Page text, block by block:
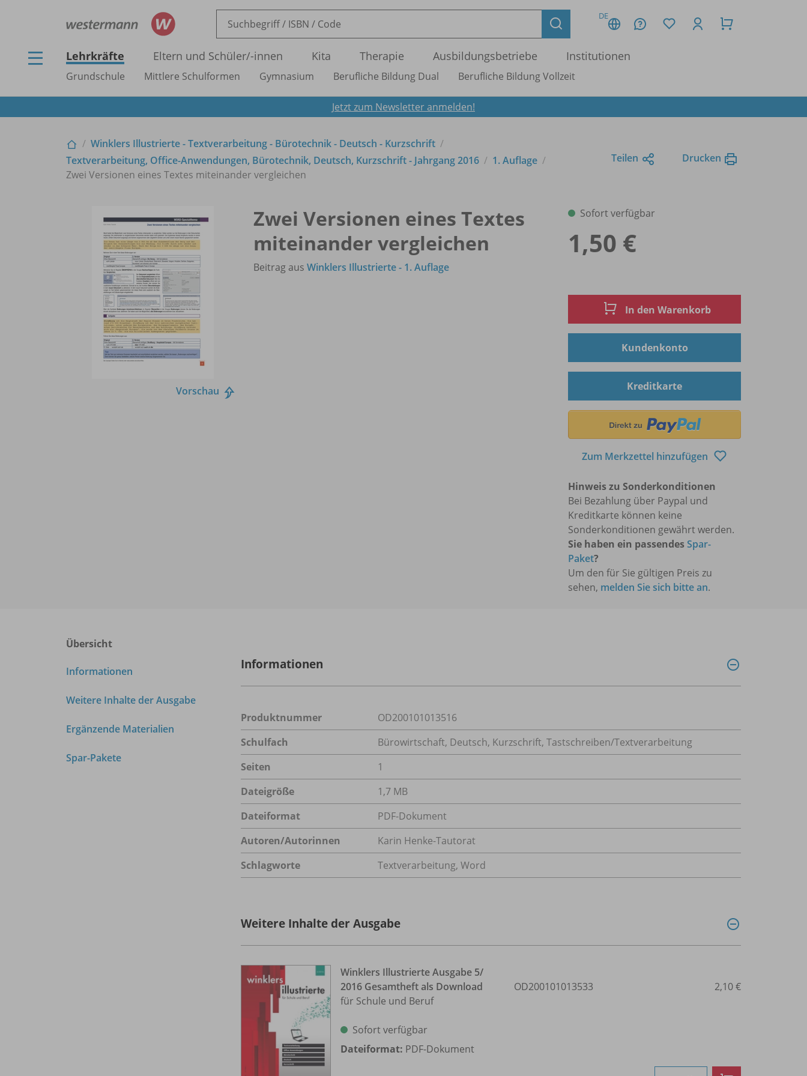
DE
Lehrkräfte Eltern und Schüler/-innen Kita Therapie Ausbildungsbetriebe Institutionen
Grundschule Mittlere Schulformen Gymnasium Berufliche Bildung Dual Berufliche Bildung Vollzeit
Jetzt zum Newsletter anmelden!
Winklers Illustrierte - Textverarbeitung - Bürotechnik - Deutsch - Kurzschrift
Textverarbeitung, Office-Anwendungen, Bürotechnik, Deutsch, Kurzschrift - Jahrgang 2016
1. Auflage
Zwei Versionen eines Textes miteinander vergleichen
Teilen Drucken
Vorschau
Zwei Versionen eines Textes
miteinander vergleichen
Beitrag aus Winklers Illustrierte - 1. Auflage
Sofort verfügbar
1,50 €
In den Warenkorb
Kundenkonto
Kreditkarte
Zum Merkzettel hinzufügen
Hinweis zu Sonderkonditionen
Bei Bezahlung über Paypal und
Kreditkarte können keine
Sonderkonditionen gewährt werden.
Sie haben ein passendesSpar-
Paket?
Um den für Sie gültigen Preis zu
sehen, melden Sie sich bitte an.
Übersicht
Informationen
Weitere Inhalte der Ausgabe
Ergänzende Materialien
Spar-Pakete
Informationen
Produktnummer
OD200101013516
Schulfach
Bürowirtschaft, Deutsch, Kurzschrift, Tastschreiben/Textverarbeitung
Seiten
1
Dateigröße
1,7 MB
Dateiformat
PDF-Dokument
Autoren/Autorinnen
Karin Henke-Tautorat
Schlagworte
Textverarbeitung, Word
Weitere Inhalte der Ausgabe
Winklers Illustrierte Ausgabe 5/
2016 Gesamtheft als Download
für Schule und Beruf
Sofort verfügbar
Dateiformat: PDF-Dokument
OD200101013533 2,10 €